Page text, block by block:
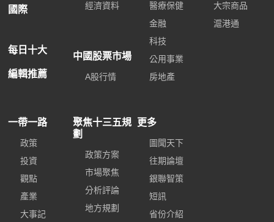
國際
每日十大
編輯推薦
經濟資料
中國股票市場
A股行情
醫療保健
金融
科技
公用事業
房地產
大宗商品
滬港通
一帶一路
政策
投資
觀點
產業
大事記
聚焦十三五規
劃
政策方案
市場聚焦
分析評論
地方規劃
更多
圖聞天下
往期論壇
銀聯智策
短訊
省份介紹